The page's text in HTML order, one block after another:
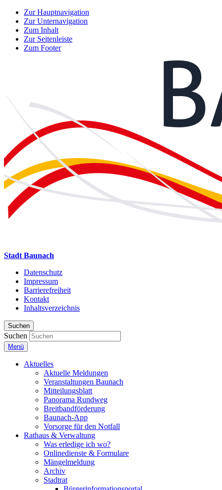
Zur Hauptnavigation
Zur Unternavigation
Zum Inhalt
Zur Seitenleiste
Zum Footer
Stadt Baunach
Datenschutz
Impressum
Barrierefreiheit
Kontakt
Inhaltsverzeichnis
Suchen
Suchen
Menü
Aktuelles
Aktuelle Meldungen
Veranstaltungen Baunach
Mitteilungsblatt
Panorama Rundweg
Breitbandförderung
Baunach-App
Vorsorge für den Notfall
Rathaus & Verwaltung
Was erledige ich wo?
Onlinedienste & Formulare
Mängelmeldung
Archiv
Stadtrat